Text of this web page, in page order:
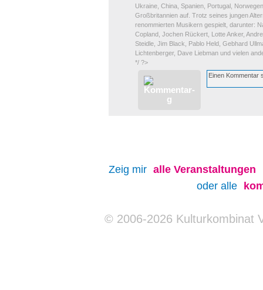
Ukraine, China, Spanien, Portugal,
Großbritannien auf. Trotz seines jungen
renommierten Musikern gespielt, darunter:
Copland, Jochen Rückert, Lotte Anker,
Steidle, Jim Black, Pablo Held, Gebhard
Lichtenberger, Dave Liebman und vielen
*/ ?>
Zeig mir alle Veranstaltungen
oder alle
© 2006-2026